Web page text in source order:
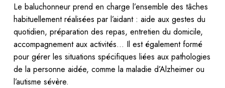
Le baluchonneur prend en charge l’ensemble des tâches
habituellement réalisées par l’aidant : aide aux gestes du
quotidien, préparation des repas, entretien du domicile,
accompagnement aux activités… Il est également formé
pour gérer les situations spécifiques liées aux pathologies
de la personne aidée, comme la maladie d’Alzheimer ou
l’autisme sévère.